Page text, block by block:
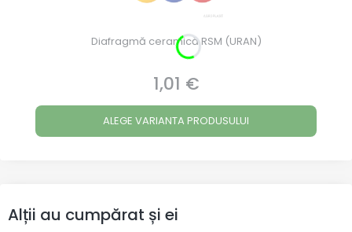
Diafragmă ceramică RSM (URAN)
Preț
1,01 €
ALEGE VARIANTA PRODUSULUI
Alții au cumpărat și ei